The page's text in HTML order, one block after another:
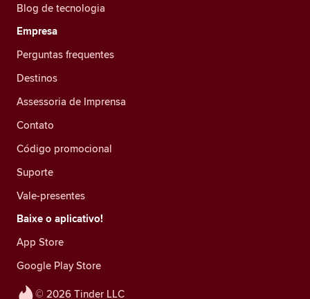
© 2026 Tinder LLC
Blog de tecnologia
Empresa
Perguntas frequentes
Destinos
Assessoria de Imprensa
Contato
Código promocional
Suporte
Vale-presentes
Baixe o aplicativo!
App Store
Google Play Store